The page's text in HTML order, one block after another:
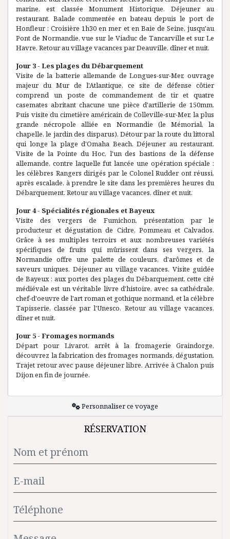
marine, est classée Monument Historique. Déjeuner au
restaurant. Balade commentée en bateau depuis le port de
Honfleur : Croisière 1h30 en mer et en Baie de Seine, jusqu'au
Pont de Normandie, vue sur le Viaduc de Tancarville et sur Le
Havre. Retour au village vacances par Deauville, dîner et nuit.
Jour 3 - Les plages du Débarquement
Visite de la batterie allemande de Longues-sur-Mer, ouvrage
majeur du Mur de l'Atlantique, ce site de défense côtier
comprend un poste de commandement de tir et quatre
casemates abritant chacune une pièce d'artillerie de 150mm.
Puis visite du cimetière américain de Colleville-sur-Mer, la plus
grande nécropole alliée en Normandie (le Mémorial, la
chapelle, le jardin des disparus). Détour par la route du littoral
qui longe la plage d'Omaha Beach. Déjeuner au restaurant.
Visite de la Pointe du Hoc, l'un des bastions de la défense
allemande, contre laquelle fut lancée une opération spéciale :
les célèbres Rangers dirigés par le Colonel Rudder ont réussi,
après escalade, à prendre le site dans les premières heures du
Débarquement. Retour au village vacances, dîner et nuit.
Jour 4 - Spécialités régionales et Bayeux
Visite des vergers de Fumichon, présentation par le
producteur et dégustation de Cidre, Pommeau et Calvados.
Grâce à ses multiples terroirs et aux nombreuses variétés
spécifiques de fruits qui mûrissent dans ses vergers, la
Normandie offre une palette de couleurs, d'arômes et de
saveurs uniques. Déjeuner au village vacances. Visite guidée
de Bayeux : aux portes des plages du Débarquement, cette cité
médiévale est un véritable livre d'histoire, avec sa cathédrale,
chef-d'oeuvre de l'art roman et gothique normand, et la célèbre
Tapisserie, classée par l'Unesco. Retour au village vacances,
dîner et nuit.
Jour 5 - Fromages normands
Départ pour Livarot, arrêt à la fromagerie Graindorge,
découvrez la fabrication des fromages normands, dégustation.
Trajet retour avec pause déjeuner libre. Arrivée à Chalon puis
Dijon en fin de journée.
Personnaliser ce voyage
RÉSERVATION